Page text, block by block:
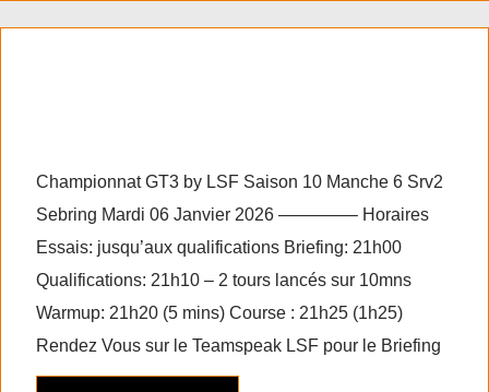
Championnat GT3 by LSF Saison 10 Manche 6 Srv2
Sebring Mardi 06 Janvier 2026 ————– Horaires
Essais: jusqu’aux qualifications Briefing: 21h00
Qualifications: 21h10 – 2 tours lancés sur 10mns
Warmup: 21h20 (5 mins) Course : 21h25 (1h25)
Rendez Vous sur le Teamspeak LSF pour le Briefing